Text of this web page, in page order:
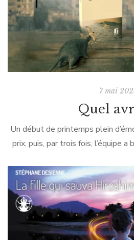
7 mai
Quel
Un début de printemps plein
prix, puis, par trois fois, l’équipe a